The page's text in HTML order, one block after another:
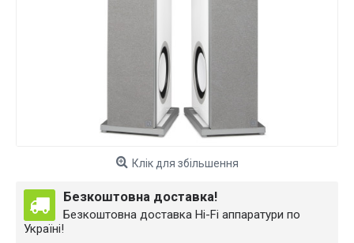
Клік для збільшення
Безкоштовна доставка!
Безкоштовна доставка Hi-Fi аппаратури по
Україні!